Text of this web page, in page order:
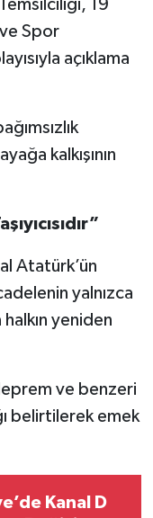
19
Spor
açıklama
kalkışının
Atatürk’ün
yalnızca
yeniden
ve benzeri
belirtilerek emek
Kanal D